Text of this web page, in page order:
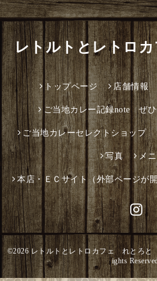
レトルトとレトロ
トップページ 店舗情報
ご当地カレー記録note ぜ
ご当地カレーセレクトショップ
写真 メ
本店・ＥＣサイト（外部ページが
©2026レトルトとレトロカフェ れとろと
ights